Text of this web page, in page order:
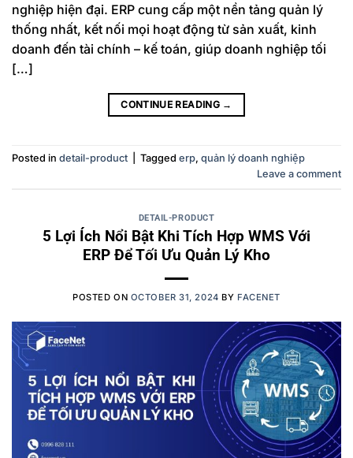
nghiệp hiện đại. ERP cung cấp một nền tảng quản lý
thống nhất, kết nối mọi hoạt động từ sản xuất, kinh
doanh đến tài chính – kế toán, giúp doanh nghiệp tối
[…]
CONTINUE READING →
Posted in detail-product Tagged erp, quản lý doanh nghiệp
Leave a comment
DETAIL-PRODUCT
5 Lợi Ích Nổi Bật Khi Tích Hợp WMS Với
ERP Để Tối Ưu Quản Lý Kho
POSTED ON OCTOBER 31, 2024 BY FACENET